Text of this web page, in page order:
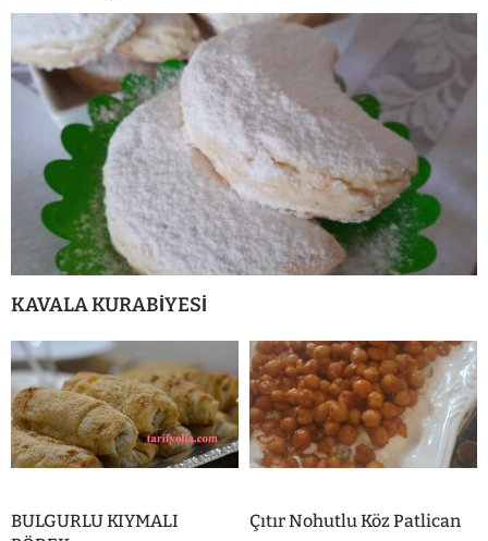
KAVALA KURABİYESİ
BULGURLU KIYMALI
Çıtır Nohutlu Köz Patlican